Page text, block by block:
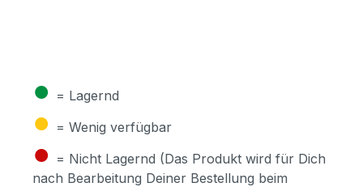
● = Lagernd
● = Wenig verfügbar
● = Nicht Lagernd (Das Produkt wird für Dich
nach Bearbeitung Deiner Bestellung beim